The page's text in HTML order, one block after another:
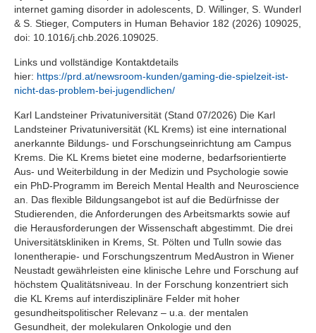
internet gaming disorder in adolescents, D. Willinger, S. Wunderl
& S. Stieger, Computers in Human Behavior 182 (2026) 109025,
doi: 10.1016/j.chb.2026.109025.
Links und vollständige Kontaktdetails
hier: https://prd.at/newsroom-kunden/gaming-die-spielzeit-ist-
nicht-das-problem-bei-jugendlichen/
Karl Landsteiner Privatuniversität (Stand 07/2026) Die Karl
Landsteiner Privatuniversität (KL Krems) ist eine international
anerkannte Bildungs- und Forschungseinrichtung am Campus
Krems. Die KL Krems bietet eine moderne, bedarfsorientierte
Aus- und Weiterbildung in der Medizin und Psychologie sowie
ein PhD-Programm im Bereich Mental Health and Neuroscience
an. Das flexible Bildungsangebot ist auf die Bedürfnisse der
Studierenden, die Anforderungen des Arbeitsmarkts sowie auf
die Herausforderungen der Wissenschaft abgestimmt. Die drei
Universitätskliniken in Krems, St. Pölten und Tulln sowie das
Ionentherapie- und Forschungszentrum MedAustron in Wiener
Neustadt gewährleisten eine klinische Lehre und Forschung auf
höchstem Qualitätsniveau. In der Forschung konzentriert sich
die KL Krems auf interdisziplinäre Felder mit hoher
gesundheitspolitischer Relevanz – u.a. der mentalen
Gesundheit, der molekularen Onkologie und den